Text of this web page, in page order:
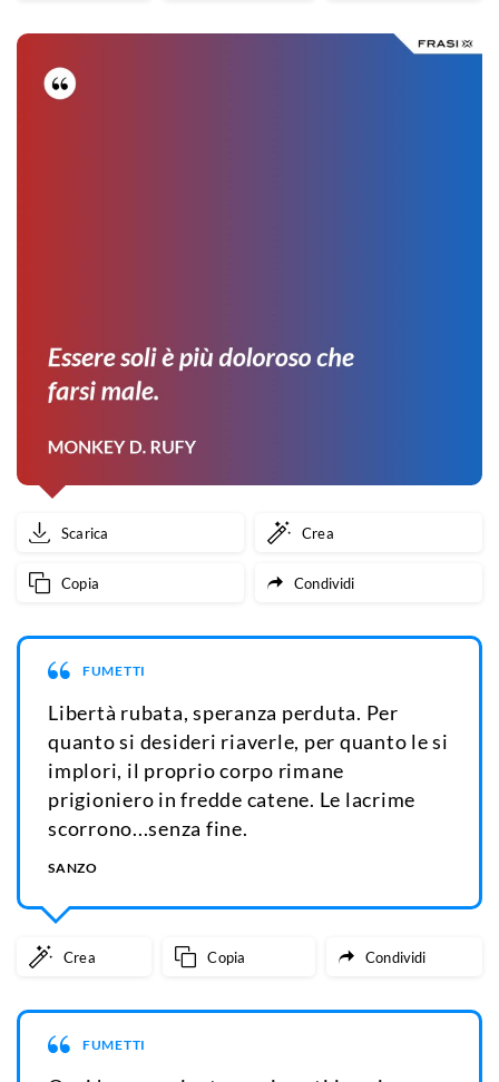
Scarica Crea
Copia Condividi
FUMETTI
Libertà rubata, speranza perduta. Per
quanto si desideri riaverle, per quanto le si
implori, il proprio corpo rimane
prigioniero in fredde catene. Le lacrime
scorrono...senza fine.
SANZO
Crea Copia Condividi
FUMETTI